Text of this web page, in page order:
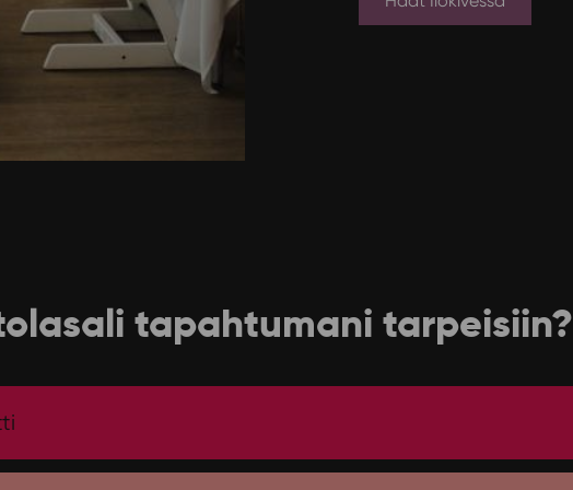
tapahtumani tarpeisiin?